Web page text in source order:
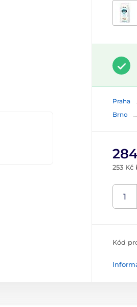
Praha
Brno
253 Kč
Kód